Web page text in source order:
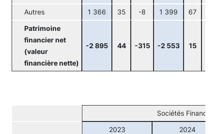
Autres 1 366 35 -8 1 399 67
Patrimoine
financier net
(valeur
financière nette)
-2 895 44 -315 -2 553 15
Sociétés
2023 2024